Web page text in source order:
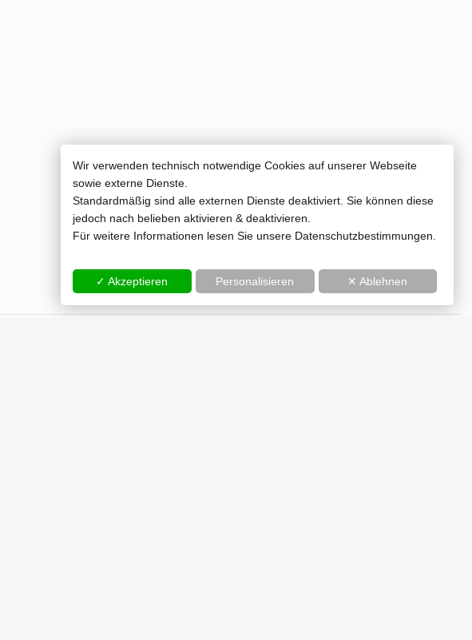
Wir verwenden technisch notwendige Cookies auf unserer Webseite
sowie externe Dienste.
Standardmäßig sind alle externen Dienste deaktiviert. Sie können diese
jedoch nach belieben aktivieren & deaktivieren.
Für weitere Informationen lesen Sie unsere Datenschutzbestimmungen.
✓ Akzeptieren Personalisieren ✕ Ablehnen